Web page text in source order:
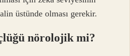
üstünde olması gerekir.
nörolojik mi?